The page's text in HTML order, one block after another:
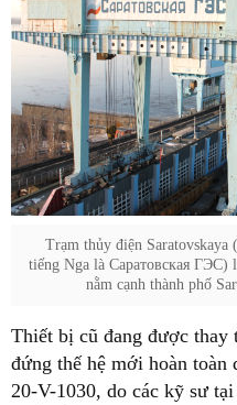
Trạm thủy điện Saratovskaya
tiếng Nga là Саратовская ГЭС)
nằm cạnh thành phố
Thiết bị cũ đang được thay
đứng thế hệ mới hoàn toàn
20-V-1030, do các kỹ sư